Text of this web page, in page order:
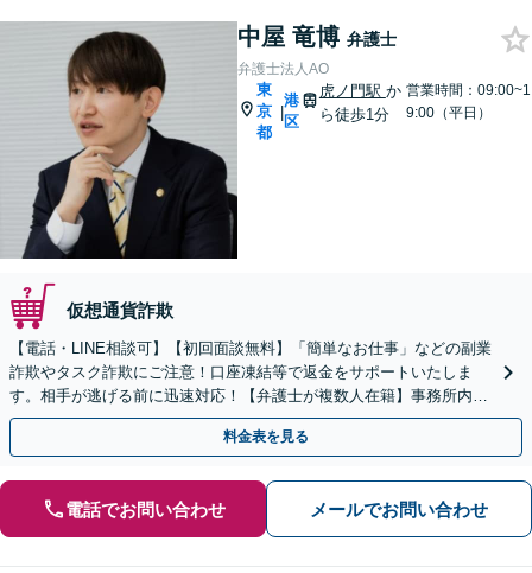
中屋 竜博 弁護士
弁護士法人AO
東
京
都
|
港
区
虎ノ門駅 か
ら徒歩1分
営業時間：09:00~1
9:00（平日）
仮想通貨詐欺
【電話・LINE相談可】【初回面談無料】「簡単なお仕事」などの副業
詐欺やタスク詐欺にご注意！口座凍結等で返金をサポートいたしま
す。相手が逃げる前に迅速対応！【弁護士が複数人在籍】事務所内で
連携し問題解決へ【休日・夜間面談可】【虎ノ門駅1分】
料金表を見る
電話でお問い合わせ メールでお問い合わせ